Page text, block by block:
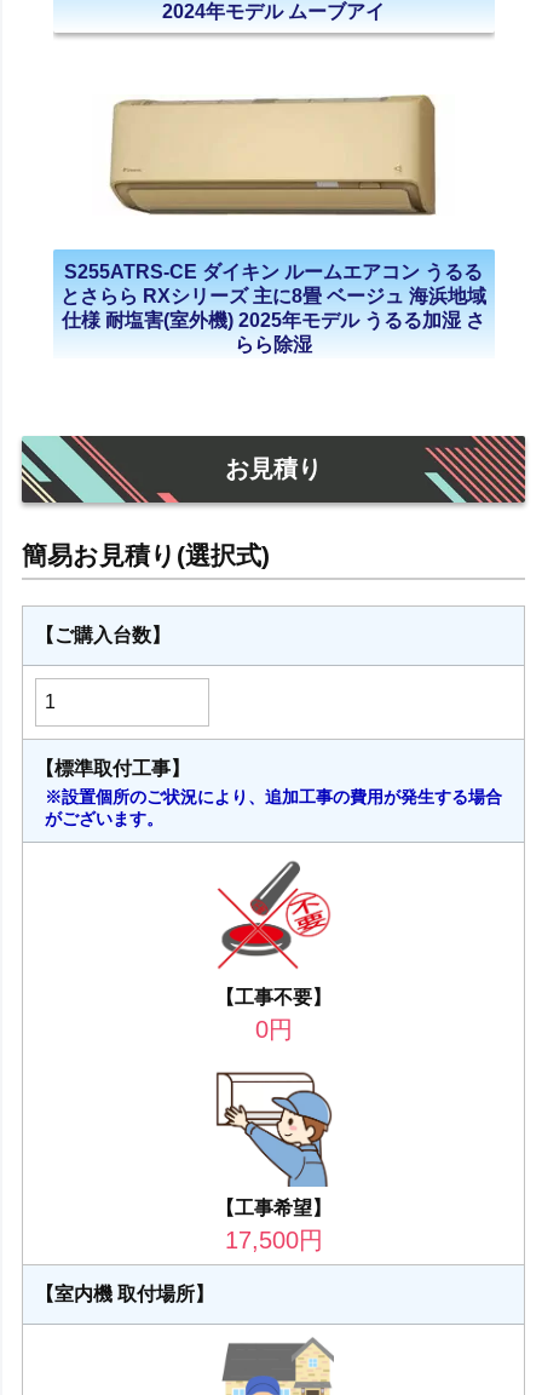
2024年モデル ムーブアイ
S255ATRS-CE ダイキン ルームエアコン うるる
とさらら RXシリーズ 主に8畳 ベージュ 海浜地域
仕様 耐塩害(室外機) 2025年モデル うるる加湿 さ
らら除湿
お見積り
【ご購入台数】
【標準取付工事】
※設置個所のご状況により、追加工事の費用が発生する場合
がございます。
【工事不要】
0円
【工事希望】
17,500円
【室内機 取付場所】